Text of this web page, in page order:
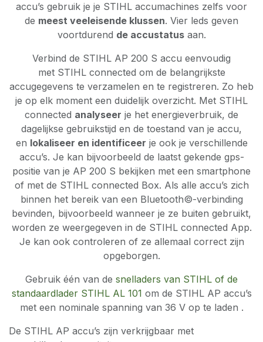
accu’s gebruik je je STIHL accumachines zelfs voor
de meest veeleisende klussen. Vier leds geven
voortdurend de accustatusaan.
Verbind de STIHL AP 200 S accu eenvoudig
met STIHL connected om de belangrijkste
accugegevens te verzamelen en te registreren. Zo heb
je op elk moment een duidelijk overzicht. Met STIHL
connected analyseer je het energieverbruik, de
dagelijkse gebruikstijd en de toestand van je accu,
en lokaliseer en identificeer je ook je verschillende
accu’s. Je kan bijvoorbeeld de laatst gekende gps-
positie van je AP 200 S bekijken met een smartphone
of met de STIHL connected Box. Als alle accu’s zich
binnen het bereik van een Bluetooth©-verbinding
bevinden, bijvoorbeeld wanneer je ze buiten gebruikt,
worden ze weergegeven in de STIHL connected App.
Je kan ook controleren of ze allemaal correct zijn
opgeborgen.
Gebruik één van de snelladers van STIHL of de
standaardlader STIHL AL 101 om de STIHL AP accu’s
met een nominale spanning van 36 V op te laden .
De STIHL AP accu’s zijn verkrijgbaar met